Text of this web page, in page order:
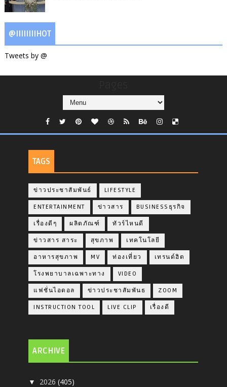
@IIIIIIIIHOT
Tweets by @
TAGS
ข่าวประชาสัมพันธ์ LIFESTYLE
ENTERTAINMENT ข่าวสาร BUSINESSธุรกิจ
เรื่องดีๆ ผลิตภัณฑ์ ทัวร์ไหนดี
ข่าวสาร สาระ สุขภาพ เทคโนโลยี
อาหารสุขภาพ MV ท่องเที่ยว เทรนด์ฮิต
โรงพยาบาลเฉพาะทาง VIDEO
แฟชั่นไอดอล ข่าวประชาสัมพันธ ZOOM
INSTRUCTION TOOL LIVE CLIP เรื่องดี
ARCHIVE
▼ 2026(405)